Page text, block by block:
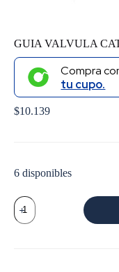
GUIA VALVULA
Compra
tu cupo.
$10.139
6 disponibles
GUIA
VALVULA
CAT